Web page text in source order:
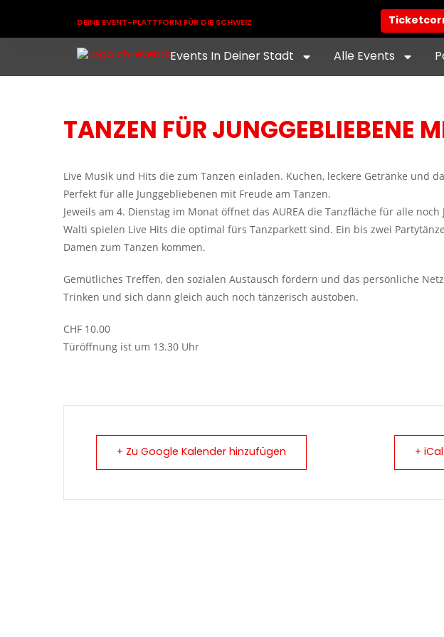
DEINE EVENT-PLATTFORM FÜR DIE SCHWEIZ
Events In Deiner Stadt Alle Events
TANZEN FÜR JUNGGEBLIEBENE
Live Musik und Hits die zum Tanzen einladen. Kuchen, leckere Getränke und
Perfekt für alle Junggebliebenen mit Freude am Tanzen.
Jeweils am 4. Dienstag im Monat öffnet das AUREA die Tanzfläche für alle
Walti spielen Live Hits die optimal fürs Tanzparkett sind. Ein bis zwei
Damen zum Tanzen kommen.
Gemütliches Treffen, den sozialen Austausch fördern und das persönliche
Trinken und sich dann gleich auch noch tänzerisch austoben.
CHF 10.00
Türöffnung ist um 13.30 Uhr
+ Zu Google Kalender hinzufügen +